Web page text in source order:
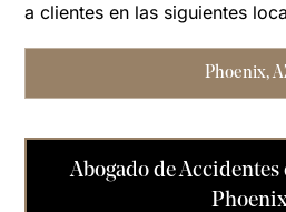
a clientes en las siguientes
Phoenix,
Abogado de